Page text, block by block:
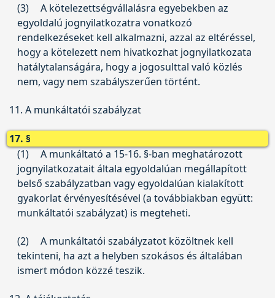
(3)
A kötelezettségvállalásra egyebekben az
egyoldalú jognyilatkozatra vonatkozó
rendelkezéseket kell alkalmazni, azzal az eltéréssel,
hogy a kötelezett nem hivatkozhat jognyilatkozata
hatálytalanságára, hogy a jogosulttal való közlés
nem, vagy nem szabályszerűen történt.
11. A munkáltatói szabályzat
17. §
(1)
A munkáltató a 15-16. §-ban meghatározott
jognyilatkozatait általa egyoldalúan megállapított
belső szabályzatban vagy egyoldalúan kialakított
gyakorlat érvényesítésével (a továbbiakban együtt:
munkáltatói szabályzat) is megteheti.
(2)
A munkáltatói szabályzatot közöltnek kell
tekinteni, ha azt a helyben szokásos és általában
ismert módon közzé teszik.